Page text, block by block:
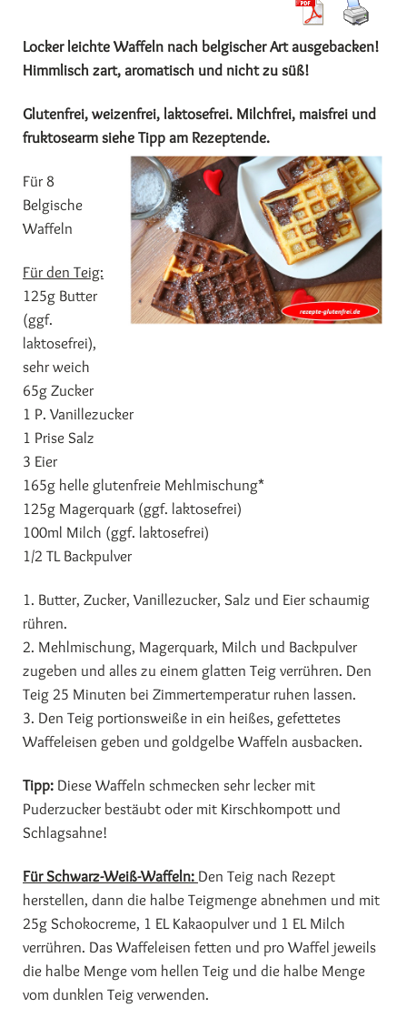
Locker leichte Waffeln nach belgischer Art ausgebacken!
Himmlisch zart, aromatisch und nicht zu süß!
Glutenfrei, weizenfrei, laktosefrei. Milchfrei, maisfrei und
fruktosearm siehe Tipp am Rezeptende.
Für 8
Belgische
Waffeln
Für den Teig:
125g Butter
(ggf.
laktosefrei),
sehr weich
65g Zucker
1 P. Vanillezucker
1 Prise Salz
3 Eier
165g helle glutenfreie Mehlmischung*
125g Magerquark (ggf. laktosefrei)
100ml Milch (ggf. laktosefrei)
1/2 TL Backpulver
1. Butter, Zucker, Vanillezucker, Salz und Eier schaumig
rühren.
2. Mehlmischung, Magerquark, Milch und Backpulver
zugeben und alles zu einem glatten Teig verrühren. Den
Teig 25 Minuten bei Zimmertemperatur ruhen lassen.
3. Den Teig portionsweiße in ein heißes, gefettetes
Waffeleisen geben und goldgelbe Waffeln ausbacken.
Tipp: Diese Waffeln schmecken sehr lecker mit
Puderzucker bestäubt oder mit Kirschkompott und
Schlagsahne!
Für Schwarz-Weiß-Waffeln: Den Teig nach Rezept
herstellen, dann die halbe Teigmenge abnehmen und mit
25g Schokocreme, 1 EL Kakaopulver und 1 EL Milch
verrühren. Das Waffeleisen fetten und pro Waffel jeweils
die halbe Menge vom hellen Teig und die halbe Menge
vom dunklen Teig verwenden.